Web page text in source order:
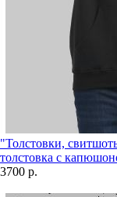
"Толстовки,
толстовка с
3700 р.